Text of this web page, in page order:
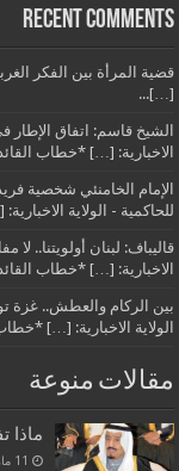
Recent Comments
قضية المرأة بين الفكر
[…]...
الشيخ قاسم: اتفاق الإطار
الاخبارية: […] *خطاب
الإمام الخامنئي شخصية
للحاكمية - الولاية
قاليباف: لبنان أولويتنا.. لا
الاخبارية: […] *خطاب
بين الركام والعطش.. غزة
الولاية الاخبارية: […]
مقالات منوعة
ماذا
11 مارس,2015